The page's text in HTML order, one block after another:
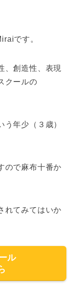
です。
、創造性、表現
クールの
う年少（３歳）
ので麻布十番か
れてみてはいか
ル